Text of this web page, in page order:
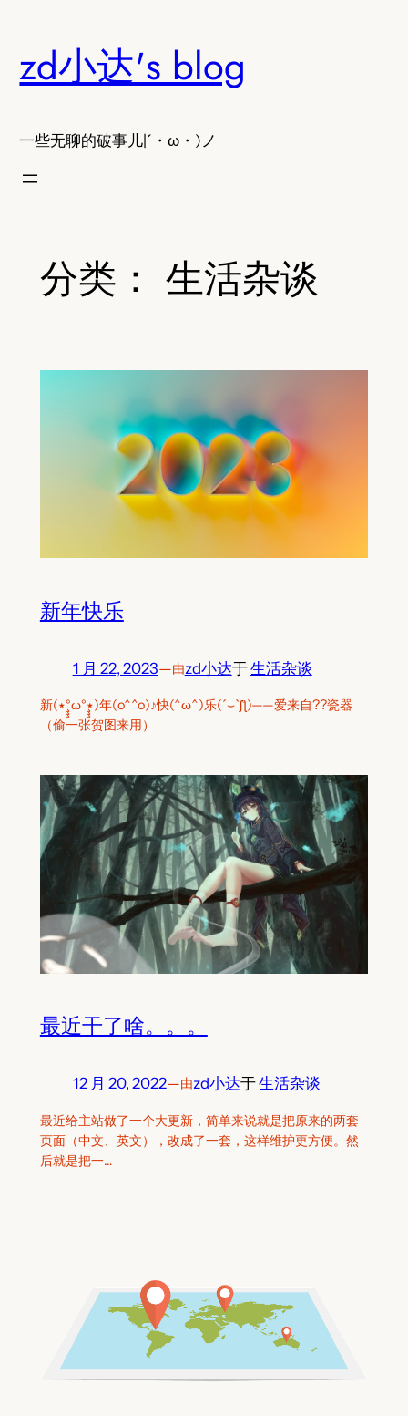
内
容zd小达's blog
一些无聊的破事儿|´・ω・)ノ
分类： 生活杂谈
新年快乐
1 月 22, 2023—由zd小达于生活杂谈
新(٭°̧̧̧ω°̧̧̧٭)年(o^^o)♪快(^ω^)乐(´⌣`ʃƪ)——爱来自??瓷器
（偷一张贺图来用）
最近干了啥。。。
12 月 20, 2022—由zd小达于生活杂谈
最近给主站做了一个大更新，简单来说就是把原来的两套
页面（中文、英文），改成了一套，这样维护更方便。然
后就是把一…